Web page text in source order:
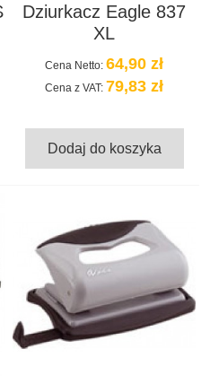
Dziurkacz Eagle 837
XL
Cena Netto: 64,90 zł
Cena z VAT: 79,83 zł
Dodaj do koszyka